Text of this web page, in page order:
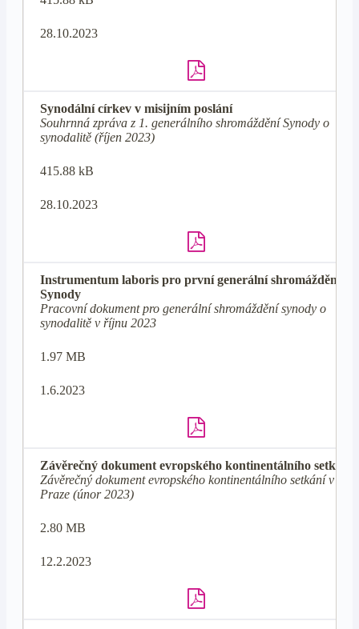
28.10.2023
Synodální církev v misijním poslání
Souhrnná zpráva z 1. generálního shromáždění Synody o
synodalitě (říjen 2023)
415.88 kB
28.10.2023
Instrumentum laboris pro první generální shromáždění
Synody
Pracovní dokument pro generální shromáždění synody o
synodalitě v říjnu 2023
1.97 MB
1.6.2023
Závěrečný dokument evropského kontinentálního setkání
Závěrečný dokument evropského kontinentálního setkání v
Praze (únor 2023)
2.80 MB
12.2.2023